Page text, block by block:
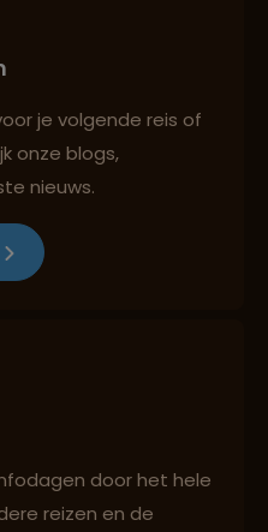
cultuur en milieu
je volgende reis of
onze blogs,
nieuws.
door het hele
reizen en de